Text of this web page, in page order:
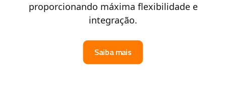
proporcionando máxima flexibilidade e
integração.
Saiba mais